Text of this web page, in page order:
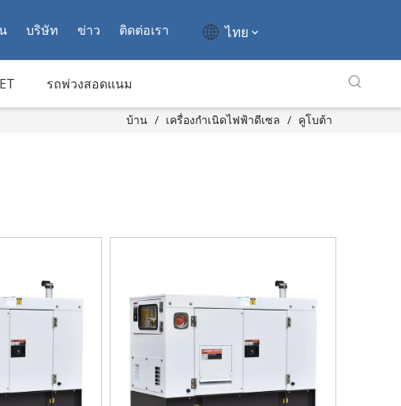
บริษัท ข่าว ติดต่อเรา ไทย
รถพ่วงสอดแนม
บ้าน / เครื่องกำเนิดไฟฟ้าดีเซล / คูโบต้า